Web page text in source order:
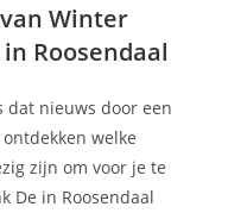
Winter
Roosendaal
dat nieuws door een
welke
zijn om voor je te
De in Roosendaal